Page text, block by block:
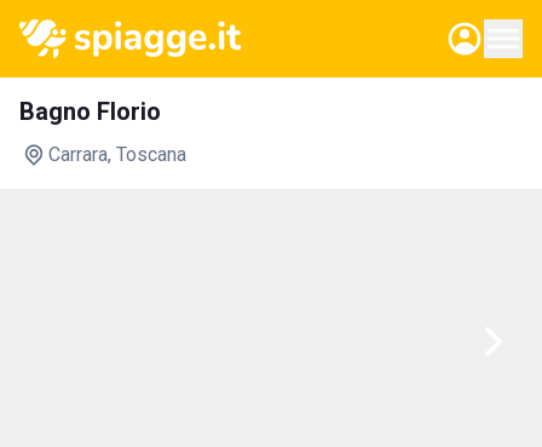
Bagno Florio
Carrara, Toscana